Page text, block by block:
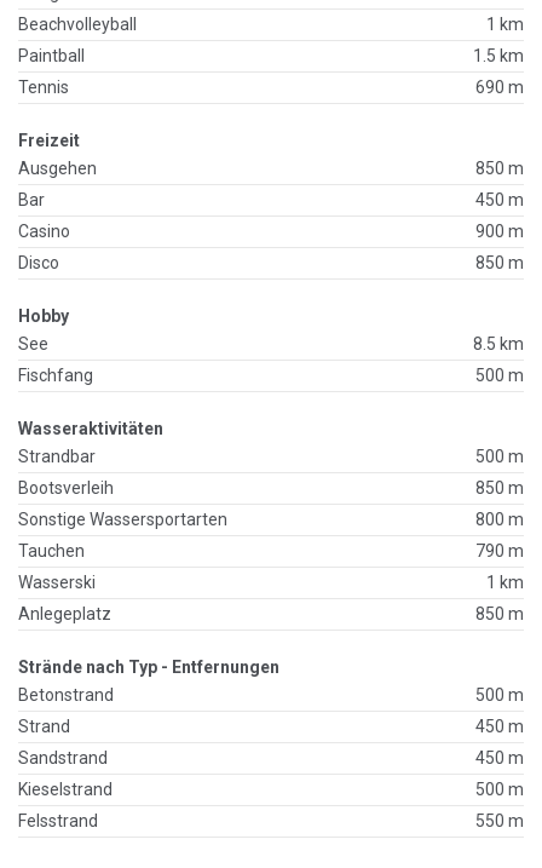
Beachvolleyball
1 km
Paintball
1.5 km
Tennis
690 m
Freizeit
Ausgehen
850 m
Bar
450 m
Casino
900 m
Disco
850 m
Hobby
See
8.5 km
Fischfang
500 m
Wasseraktivitäten
Strandbar
500 m
Bootsverleih
850 m
Sonstige Wassersportarten
800 m
Tauchen
790 m
Wasserski
1 km
Anlegeplatz
850 m
Strände nach Typ - Entfernungen
Betonstrand
500 m
Strand
450 m
Sandstrand
450 m
Kieselstrand
500 m
Felsstrand
550 m